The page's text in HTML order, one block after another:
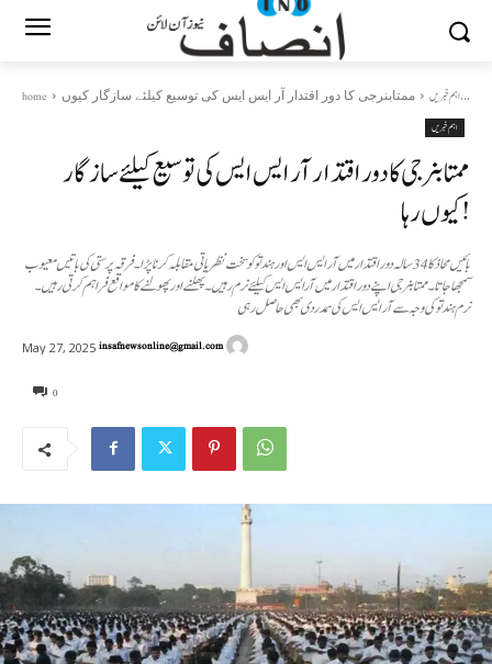
home اہم خبریںممتابنرجی کا دور اقتدار آر ایس ایس کی توسیع کیلئے سازگار کیوں...
اہم خبریں
ممتابنرجی کا دور اقتدار آر ایس ایس کی توسیع کیلئے سازگار
کیوں رہا !
بائیں محاذ کا 34سالہ دور اقتدار میں آر ایس ایس اور ہندتو کو سخت نظریاتی مقابلہ کرنا پڑا۔فرقہ پرستی کی باتیں معیوب
سمجھاجاتا ۔ممتا بنرجی اپنے دور اقتدار میں آرایس ایس کیلئے نرم رہیں ۔پھلنے اور پھولنے کا مواقع فراہم کرتی رہیں ۔
نرم ہندتو کی وجہ سے آر ایس ایس کی ہمدردی بھی حاصل رہی
0
May 27, 2025 insafnewsonline@gmail.com